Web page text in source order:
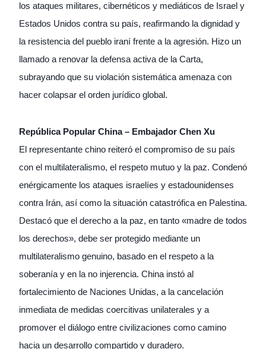
los ataques militares, cibernéticos y mediáticos de Israel y
Estados Unidos contra su país, reafirmando la dignidad y
la resistencia del pueblo iraní frente a la agresión. Hizo un
llamado a renovar la defensa activa de la Carta,
subrayando que su violación sistemática amenaza con
hacer colapsar el orden jurídico global.
República Popular China – Embajador Chen Xu
El representante chino reiteró el compromiso de su país
con el multilateralismo, el respeto mutuo y la paz. Condenó
enérgicamente los ataques israelíes y estadounidenses
contra Irán, así como la situación catastrófica en Palestina.
Destacó que el derecho a la paz, en tanto «madre de todos
los derechos», debe ser protegido mediante un
multilateralismo genuino, basado en el respeto a la
soberanía y en la no injerencia. China instó al
fortalecimiento de Naciones Unidas, a la cancelación
inmediata de medidas coercitivas unilaterales y a
promover el diálogo entre civilizaciones como camino
hacia un desarrollo compartido y duradero.